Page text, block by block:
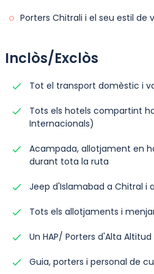
Porters Chitrali i el seu estil de
Inclòs/Exclòs
Tot el transport domèstic i
Tots els hotels compartint
Internacionals)
Acampada, allotjament en
durant tota la ruta
Jeep d'Islamabad a Chitral i
Tots els allotjaments i
Un HAP/ Porters d'Alta
Guia, porters i personal de